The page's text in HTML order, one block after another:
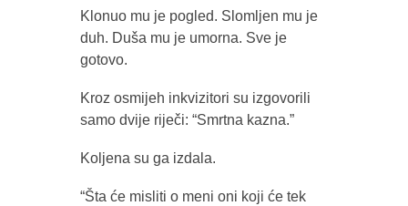
Klonuo mu je pogled. Slomljen mu je
duh. Duša mu je umorna. Sve je
gotovo.
Kroz osmijeh inkvizitori su izgovorili
samo dvije riječi: “Smrtna kazna.”
Koljena su ga izdala.
“Šta će misliti o meni oni koji će tek